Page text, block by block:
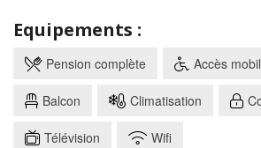
Equipements :
Pension complète Accès
Balcon Climatisation
Télévision Wifi